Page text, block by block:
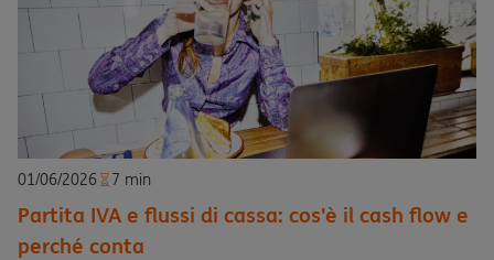
01/06/2026 7 min
Partita IVA e flussi di cassa: cos'è il cash flow e
perché conta